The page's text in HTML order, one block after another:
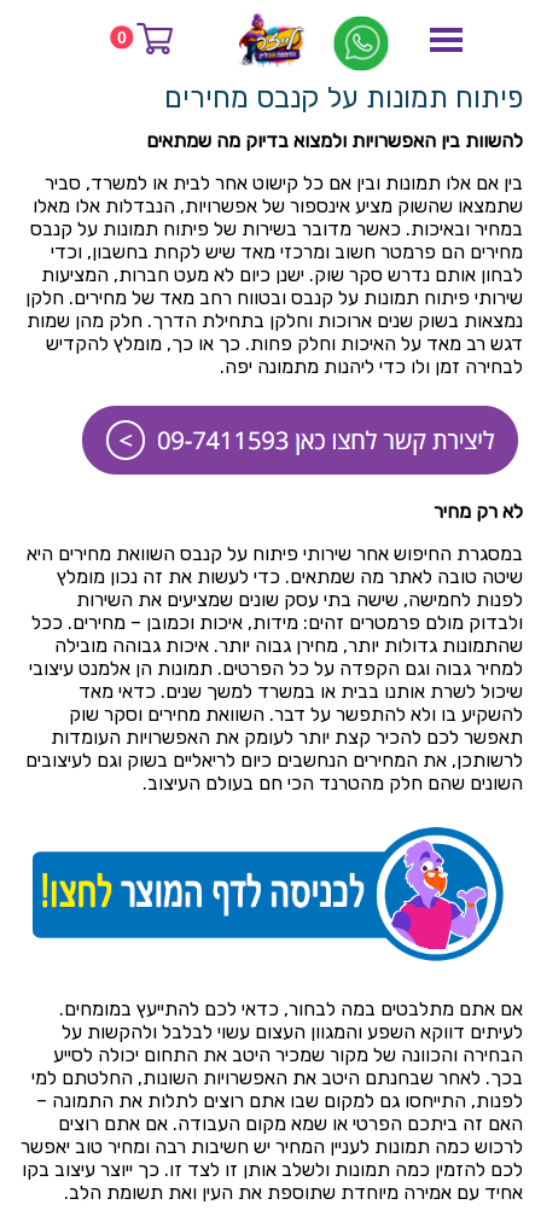
0 דף הבית
בלוג
פיתוח תמונות על קנבס מחירים
פיתוח תמונות על קנבס מחירים
להשוות בין האפשרויות ולמצוא בדיוק מה שמתאים
בין אם אלו תמונות ובין אם כל קישוט אחר לבית או למשרד, סביר
שתמצאו שהשוק מציע אינספור של אפשרויות, הנבדלות אלו מאלו
במחיר ובאיכות. כאשר מדובר בשירות של פיתוח תמונות על קנבס
מחירים הם פרמטר חשוב ומרכזי מאד שיש לקחת בחשבון, וכדי
לבחון אותם נדרש סקר שוק. ישנן כיום לא מעט חברות, המציעות
שירותי פיתוח תמונות על קנבס ובטווח רחב מאד של מחירים. חלקן
נמצאות בשוק שנים ארוכות וחלקן בתחילת הדרך. חלק מהן שמות
דגש רב מאד על האיכות וחלק פחות. כך או כך, מומלץ להקדיש
לבחירה זמן ולו כדי ליהנות מתמונה יפה.
לא רק מחיר
במסגרת החיפוש אחר שירותי פיתוח על קנבס השוואת מחירים היא
שיטה טובה לאתר מה שמתאים. כדי לעשות את זה נכון מומלץ
לפנות לחמישה, שישה בתי עסק שונים שמציעים את השירות
ולבדוק מולם פרמטרים זהים: מידות, איכות וכמובן – מחירים. ככל
שהתמונות גדולות יותר, מחירן גבוה יותר. איכות גבוהה מובילה
למחיר גבוה וגם הקפדה על כל הפרטים. תמונות הן אלמנט עיצובי
שיכול לשרת אותנו בבית או במשרד למשך שנים. כדאי מאד
להשקיע בו ולא להתפשר על דבר. השוואת מחירים וסקר שוק
תאפשר לכם להכיר קצת יותר לעומק את האפשרויות העומדות
לרשותכן, את המחירים הנחשבים כיום לריאליים בשוק וגם לעיצובים
השונים שהם חלק מהטרנד הכי חם בעולם העיצוב.
אם אתם מתלבטים במה לבחור, כדאי לכם להתייעץ במומחים.
לעיתים דווקא השפע והמגוון העצום עשוי לבלבל ולהקשות על
הבחירה והכוונה של מקור שמכיר היטב את התחום יכולה לסייע
בכך. לאחר שבחנתם היטב את האפשרויות השונות, החלטתם למי
לפנות, התייחסו גם למקום שבו אתם רוצים לתלות את התמונה –
האם זה ביתכם הפרטי או שמא מקום העבודה. אם אתם רוצים
לרכוש כמה תמונות לעניין המחיר יש חשיבות רבה ומחיר טוב יאפשר
לכם להזמין כמה תמונות ולשלב אותן זו לצד זו. כך ייוצר עיצוב בקו
אחיד עם אמירה מיוחדת שתוספת את העין ואת תשומת הלב.